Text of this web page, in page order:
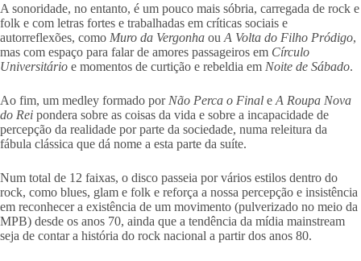
A sonoridade, no entanto, é um pouco mais sóbria, carregada de rock e
folk e com letras fortes e trabalhadas em críticas sociais e
autorreflexões, como Muro da Vergonha ou A Volta do Filho Pródigo,
mas com espaço para falar de amores passageiros em Círculo
Universitário e momentos de curtição e rebeldia em Noite de Sábado.
Ao fim, um medley formado por Não Perca o Final e A Roupa Nova
do Rei pondera sobre as coisas da vida e sobre a incapacidade de
percepção da realidade por parte da sociedade, numa releitura da
fábula clássica que dá nome a esta parte da suíte.
Num total de 12 faixas, o disco passeia por vários estilos dentro do
rock, como blues, glam e folk e reforça a nossa percepção e insistência
em reconhecer a existência de um movimento (pulverizado no meio da
MPB) desde os anos 70, ainda que a tendência da mídia mainstream
seja de contar a história do rock nacional a partir dos anos 80.